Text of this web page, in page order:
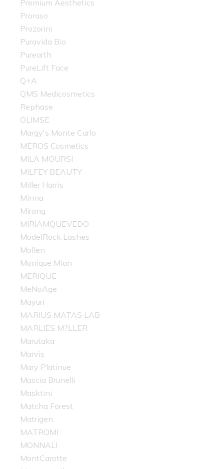
Premium Aesthetics
Proraso
Prozorini
Puravida Bio
Purearth
PureLift Face
Q+A
QMS Medicosmetics
Rephase
OLIMSE
Margy's Monte Carlo
MEROS Cosmetics
MILA MOURSI
MILFEY BEAUTY
Miller Harris
Minna
Mirang
MIRIAMQUEVEDO
ModelRock Lashes
Mollen
Monique Mian
MERIQUE
MeNoAge
Mayuri
MARIUS MATAS LAB
MARLIES M?LLER
Marutaka
Marvis
Mary Platinue
Mascia Brunelli
Masktini
Matcha Forest
Matrigen
MATROMI
MONNALI
MontCarotte